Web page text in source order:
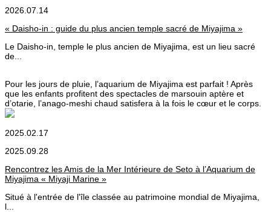
2026.07.14
« Daisho-in : guide du plus ancien temple sacré de Miyajima »
Le Daisho-in, temple le plus ancien de Miyajima, est un lieu sacré
de...
Pour les jours de pluie, l’aquarium de Miyajima est parfait ! Après
que les enfants profitent des spectacles de marsouin aptère et
d’otarie, l’anago-meshi chaud satisfera à la fois le cœur et le corps.
2025.02.17
2025.09.28
Rencontrez les Amis de la Mer Intérieure de Seto à l’Aquarium de
Miyajima « Miyaji Marine »
Situé à l'entrée de l'île classée au patrimoine mondial de Miyajima,
l...